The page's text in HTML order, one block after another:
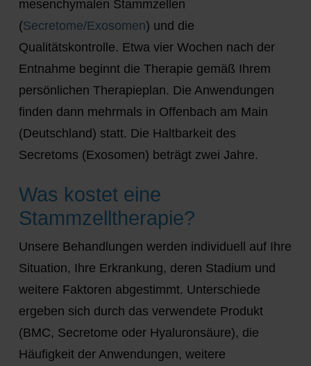
mesenchymalen Stammzellen
(Secretome/Exosomen) und die
Qualitätskontrolle. Etwa vier Wochen nach der
Entnahme beginnt die Therapie gemäß Ihrem
persönlichen Therapieplan. Die Anwendungen
finden dann mehrmals in Offenbach am Main
(Deutschland) statt. Die Haltbarkeit des
Secretoms (Exosomen) beträgt zwei Jahre.
Was kostet eine
Stammzelltherapie?
Unsere Behandlungen werden individuell auf Ihre
Situation, Ihre Erkrankung, deren Stadium und
weitere Faktoren abgestimmt. Unterschiede
ergeben sich durch das verwendete Produkt
(BMC, Secretome oder Hyaluronsäure), die
Häufigkeit der Anwendungen, weitere